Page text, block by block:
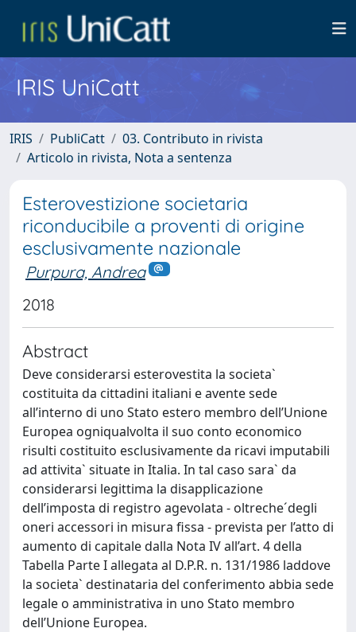
IRIS UniCatt
IRIS PubliCatt
03. Contributo in rivista
Articolo in rivista, Nota a sentenza
Esterovestizione societaria
riconducibile a proventi di origine
esclusivamente nazionale
Purpura, Andrea
2018
Abstract
Deve considerarsi esterovestita la societa`
costituita da cittadini italiani e avente sede
all’interno di uno Stato estero membro dell’Unione
Europea ogniqualvolta il suo conto economico
risulti costituito esclusivamente da ricavi imputabili
ad attivita` situate in Italia. In tal caso sara` da
considerarsi legittima la disapplicazione
dell’imposta di registro agevolata - oltreche´degli
oneri accessori in misura fissa - prevista per l’atto di
aumento di capitale dalla Nota IV all’art. 4 della
Tabella Parte I allegata al D.P.R. n. 131/1986 laddove
la societa` destinataria del conferimento abbia sede
legale o amministrativa in uno Stato membro
dell’Unione Europea.